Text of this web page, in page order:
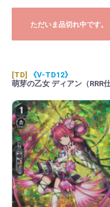
ただいま品切れ中です。
[TD]
《V-TD12》
萌芽の乙女 ディアン（RRR仕